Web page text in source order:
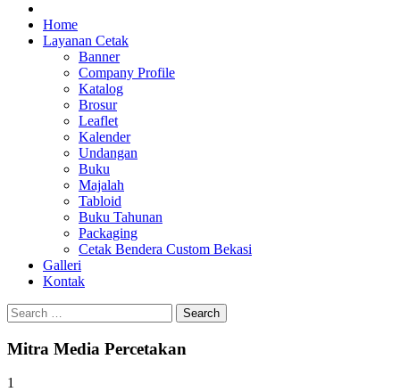
Goe Media Percetakan | 0822-4439-5599 (Call/WA)
0822-4439-5599 (Call/WA) Percetakan jasa cetak banner buku yasin
invoice kartu nama label map nota spanduk stiker undangan
pernikahan murah online 24 jam
Home
Layanan Cetak
Banner
Company Profile
Katalog
Brosur
Leaflet
Kalender
Undangan
Buku
Majalah
Tabloid
Buku Tahunan
Packaging
Cetak Bendera Custom Bekasi
Galleri
Kontak
Search
for:
Mitra Media Percetakan
1